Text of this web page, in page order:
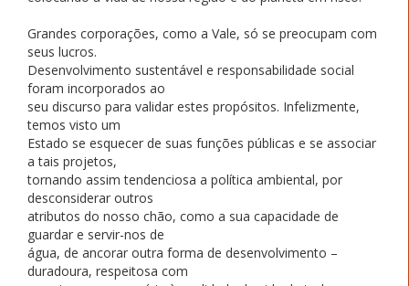
Grandes corporações, como a Vale, só se preocupam com
seus lucros.
Desenvolvimento sustentável e responsabilidade social
foram incorporados ao
seu discurso para validar estes propósitos. Infelizmente,
temos visto um
Estado se esquecer de suas funções públicas e se associar
a tais projetos,
tornando assim tendenciosa a política ambiental, por
desconsiderar outros
atributos do nosso chão, como a sua capacidade de
guardar e servir-nos de
água, de ancorar outra forma de desenvolvimento –
duradoura, respeitosa com